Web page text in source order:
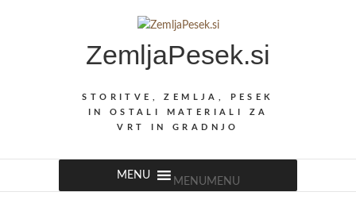
ZemljaPesek.si
STORITVE, ZEMLJA, PESEK
IN OSTALI MATERIALI ZA
VRT IN GRADNJO
MENU MENU